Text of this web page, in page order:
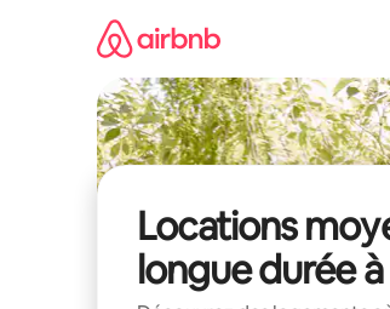
Locations
longue durée